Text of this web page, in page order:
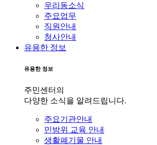
우리동소식
주요업무
직원안내
청사안내
유용한 정보
유용한 정보
주민센터의
다양한 소식을 알려드립니다.
주요기관안내
민방위 교육 안내
생활폐기물 안내